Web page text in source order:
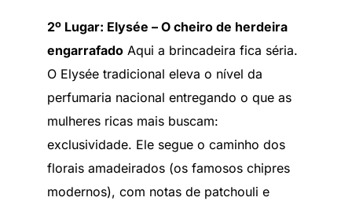
2º Lugar: Elysée – O cheiro de herdeira
engarrafado Aqui a brincadeira fica séria.
O Elysée tradicional eleva o nível da
perfumaria nacional entregando o que as
mulheres ricas mais buscam:
exclusividade. Ele segue o caminho dos
florais amadeirados (os famosos chipres
modernos), com notas de patchouli e